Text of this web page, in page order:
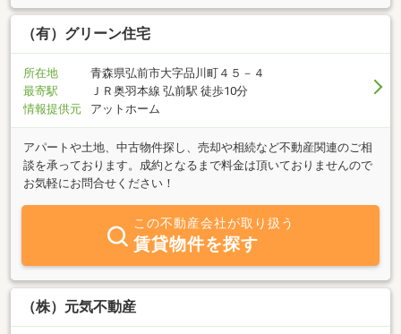
（有）グリーン住宅
所在地
青森県弘前市大字品川町４５－４
最寄駅
ＪＲ奥羽本線 弘前駅 徒歩10分
情報提供元
アットホーム
アパートや土地、中古物件探し、売却や相続など不動産関連のご相
談を承っております。成約となるまで料金は頂いておりませんので
お気軽にお問合せください！
この不動産会社が取り扱う
賃貸物件を探す
（株）元気不動産